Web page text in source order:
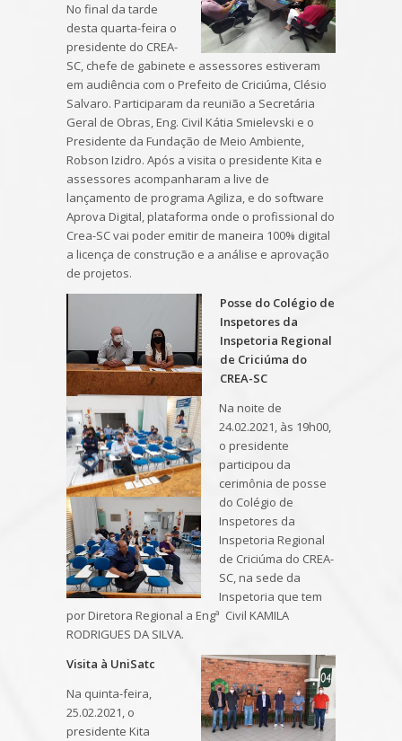
No final da tarde
desta quarta-feira o
presidente do CREA-
SC, chefe de gabinete e assessores estiveram
em audiência com o Prefeito de Criciúma, Clésio
Salvaro. Participaram da reunião a Secretária
Geral de Obras, Eng. Civil Kátia Smielevski e o
Presidente da Fundação de Meio Ambiente,
Robson Izidro. Após a visita o presidente Kita e
assessores acompanharam a live de
lançamento de programa Agiliza, e do software
Aprova Digital, plataforma onde o profissional do
Crea-SC vai poder emitir de maneira 100% digital
a licença de construção e a análise e aprovação
de projetos.
Posse do Colégio de
Inspetores da
Inspetoria Regional
de Criciúma do
CREA-SC
Na noite de
24.02.2021, às 19h00,
o presidente
participou da
cerimônia de posse
do Colégio de
Inspetores da
Inspetoria Regional
de Criciúma do CREA-
SC, na sede da
Inspetoria que tem
por Diretora Regional a Engª Civil KAMILA
RODRIGUES DA SILVA.
Visita à UniSatc
Na quinta-feira,
25.02.2021, o
presidente Kita